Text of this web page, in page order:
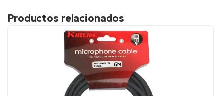
Productos relacionados